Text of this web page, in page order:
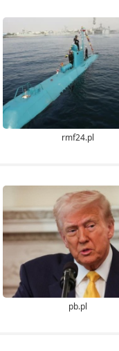
rmf24.pl
pb.pl